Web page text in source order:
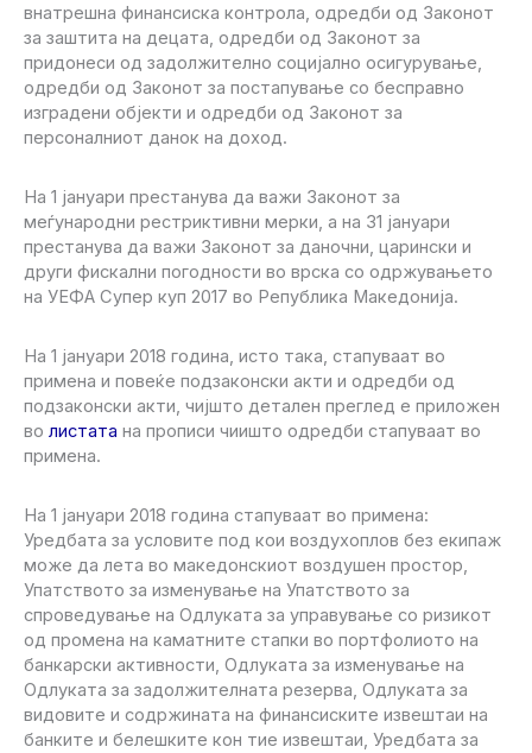
внатрешна финансиска контрола, одредби од Законот
за заштита на децата, одредби од Законот за
придонеси од задолжително социјално осигурување,
одредби од Законот за постапување со бесправно
изградени објекти и одредби од Законот за
персоналниот данок на доход.
На 1 јануари престанува да важи Законот за
меѓународни рестриктивни мерки, а на 31 јануари
престанува да важи Законот за даночни, царински и
други фискални погодности во врска со одржувањето
на УЕФА Супер куп 2017 во Република Македонија.
На 1 јануари 2018 година, исто така, стапуваат во
примена и повеќе подзаконски акти и одредби од
подзаконски акти, чијшто детален преглед е приложен
во листата на прописи чиишто одредби стапуваат во
примена.
На 1 јануари 2018 година стапуваат во примена:
Уредбата за условите под кои воздухоплов без екипаж
може да лета во македонскиот воздушен простор,
Упатството за изменување на Упатството за
спроведување на Одлуката за управување со ризикот
од промена на каматните стапки во портфолиото на
банкарски активности, Одлуката за изменување на
Одлуката за задолжителната резерва, Одлуката за
видовите и содржината на финансиските извештаи на
банките и белешките кон тие извештаи, Уредбата за